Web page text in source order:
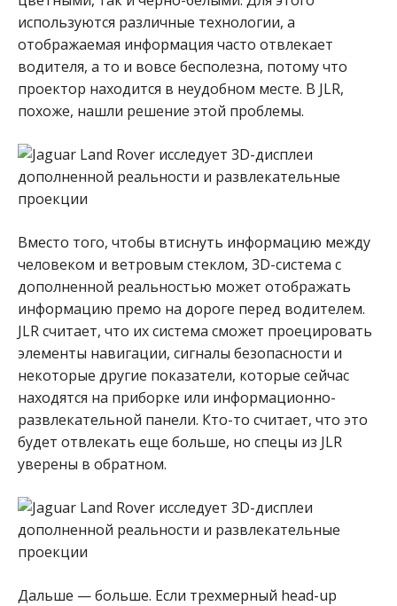
используются различные технологии, а
отображаемая информация часто отвлекает
водителя, а то и вовсе бесполезна, потому что
проектор находится в неудобном месте. В JLR,
похоже, нашли решение этой проблемы.
Вместо того, чтобы втиснуть информацию между
человеком и ветровым стеклом, 3D-система с
дополненной реальностью может отображать
информацию премо на дороге перед водителем.
JLR считает, что их система сможет проецировать
элементы навигации, сигналы безопасности и
некоторые другие показатели, которые сейчас
находятся на приборке или информационно-
развлекательной панели. Кто-то считает, что это
будет отвлекать еще больше, но спецы из JLR
уверены в обратном.
Дальше — больше. Если трехмерный head-up